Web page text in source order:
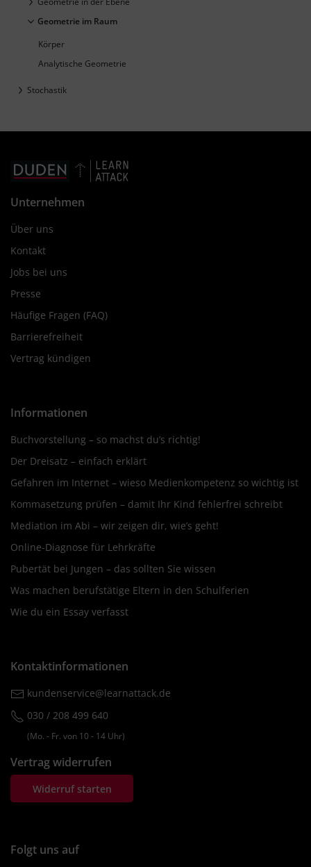
Geometrie im Raum
Körper
Analytische Geometrie
Stochastik
Unternehmen
Über uns
Kontakt
Jobs bei uns
Presse
Häufige Fragen (FAQ)
Barrierefreiheit
Vertrag kündigen
Informationen
Buchvorstellung – so machst du’s richtig!
Der Dreisatz – einfach erklärt
Gefahren im Internet – wieso Medienkompetenz so wichtig ist
Kommasetzung prüfen – damit Ihr Kind fehlerfrei schreibt
Mediation im Abi – wir zeigen dir, wie’s geht!
Online-Diagnose für Lehrkräfte
Pubertät bei Jungen – das sollten Sie wissen
Was machen berufstätige Eltern in den Schulferien
Wie du ein Essay verfasst
Kontaktinformationen
kundenservice@learnattack.de
030 / 208 499 640
(Mo. ‐ Fr. von 10 ‐ 14 Uhr)
Vertrag widerrufen
Widerruf starten
Folgt uns auf